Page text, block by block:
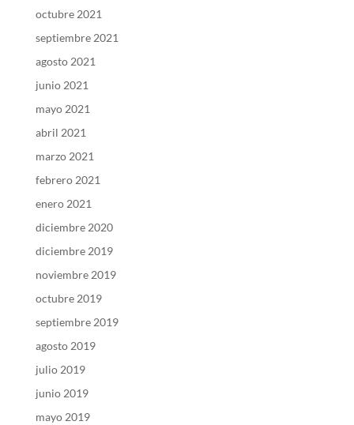
octubre 2021
septiembre 2021
agosto 2021
junio 2021
mayo 2021
abril 2021
marzo 2021
febrero 2021
enero 2021
diciembre 2020
diciembre 2019
noviembre 2019
octubre 2019
septiembre 2019
agosto 2019
julio 2019
junio 2019
mayo 2019